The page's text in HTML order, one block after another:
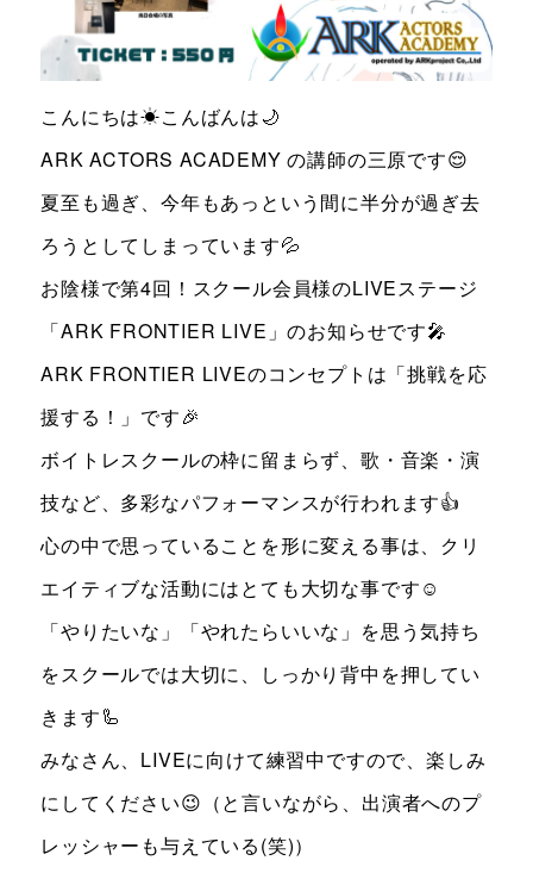
はこちら
お問い合わせ
WEB予約はこちら
こんにちは☀こんばんは🌙
ARK ACTORS ACADEMY の講師の三原です😌
夏至も過ぎ、今年もあっという間に半分が過ぎ去
ろうとしてしまっています💦
お陰様で第4回！スクール会員様のLIVEステージ
「ARK FRONTIER LIVE」のお知らせです🎤
ARK FRONTIER LIVEのコンセプトは「挑戦を応
援する！」です🎉
ボイトレスクールの枠に留まらず、歌・音楽・演
技など、多彩なパフォーマンスが行われます👍
心の中で思っていることを形に変える事は、クリ
エイティブな活動にはとても大切な事です☺
「やりたいな」「やれたらいいな」を思う気持ち
をスクールでは大切に、しっかり背中を押してい
きます🦾
みなさん、LIVEに向けて練習中ですので、楽しみ
にしてください😉（と言いながら、出演者へのプ
レッシャーも与えている(笑)）